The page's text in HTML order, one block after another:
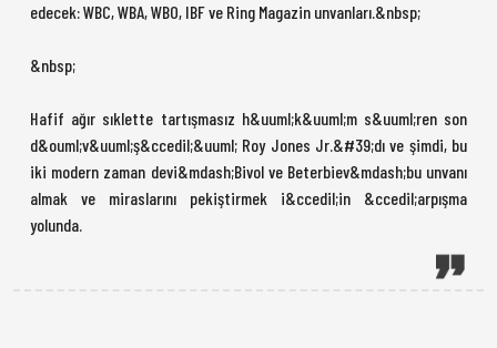
edecek: WBC, WBA, WBO, IBF ve Ring Magazin unvanları.&nbsp;
&nbsp;
Hafif ağır sıklette tartışmasız h&uuml;k&uuml;m s&uuml;ren son
d&ouml;v&uuml;ş&ccedil;&uuml; Roy Jones Jr.&#39;dı ve şimdi, bu
iki modern zaman devi&mdash;Bivol ve Beterbiev&mdash;bu unvanı
almak ve miraslarını pekiştirmek i&ccedil;in &ccedil;arpışma
yolunda.